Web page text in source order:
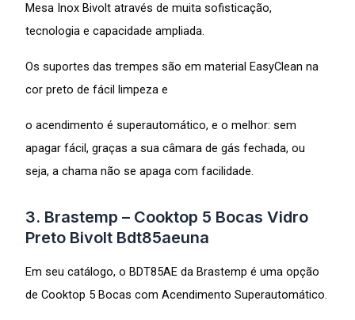
Mesa Inox Bivolt através de muita sofisticação,
tecnologia e capacidade ampliada.
Os suportes das trempes são em material EasyClean na
cor preto de fácil limpeza e
o acendimento é superautomático, e o melhor: sem
apagar fácil, graças a sua câmara de gás fechada, ou
seja, a chama não se apaga com facilidade.
3. Brastemp – Cooktop 5 Bocas Vidro
Preto Bivolt Bdt85aeuna
Em seu catálogo, o BDT85AE da Brastemp é uma opção
de Cooktop 5 Bocas com Acendimento Superautomático.